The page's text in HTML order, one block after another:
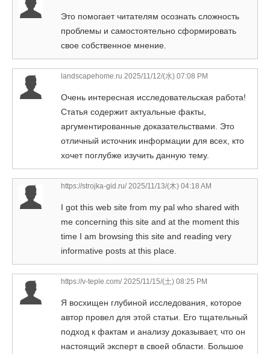
Это помогает читателям осознать сложность
проблемы и самостоятельно сформировать
свое собственное мнение.
landscapehome.ru 2025/11/12/(水) 07:08 PM
Очень интересная исследовательская работа!
Статья содержит актуальные факты,
аргументированные доказательствами. Это
отличный источник информации для всех, кто
хочет поглубже изучить данную тему.
https://strojka-gid.ru/2025/11/13/(木) 04:18 AM
I got this web site from my pal who shared with
me concerning this site and at the moment this
time I am browsing this site and reading very
informative posts at this place.
https://v-teple.com/2025/11/15/(土) 08:25 PM
Я восхищен глубиной исследования, которое
автор провел для этой статьи. Его тщательный
подход к фактам и анализу доказывает, что он
настоящий эксперт в своей области. Большое